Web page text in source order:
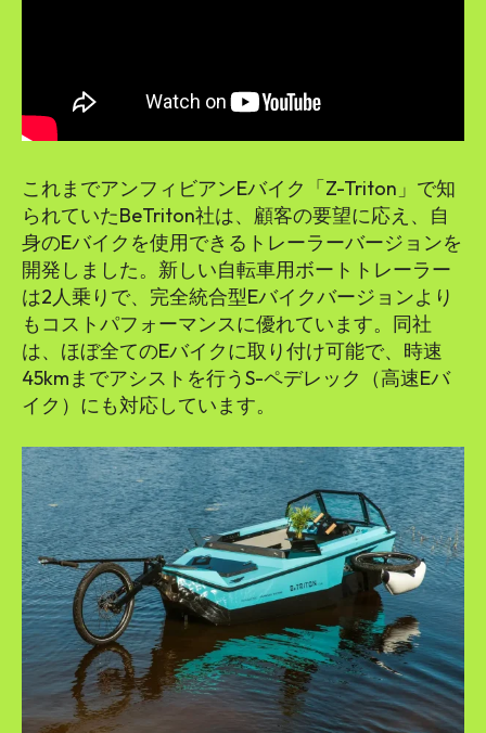
これまでアンフィビアンEバイク「Z-Triton」で知
られていたBeTriton社は、顧客の要望に応え、自
身のEバイクを使用できるトレーラーバージョンを
開発しました。新しい自転車用ボートトレーラー
は2人乗りで、完全統合型Eバイクバージョンより
もコストパフォーマンスに優れています。同社
は、ほぼ全てのEバイクに取り付け可能で、時速
45kmまでアシストを行うS-ペデレック（高速Eバ
イク）にも対応しています。